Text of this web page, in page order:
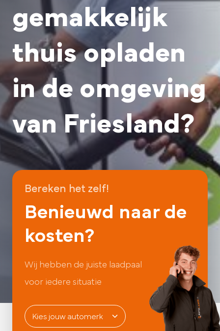
gemakkelijk
thuis opladen
in de omgeving
van Friesland?
Bereken het zelf!
Benieuwd naar de
kosten?
Wij hebben de juiste laadpaal
voor iedere situatie